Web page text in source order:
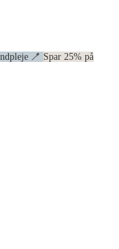
🪥 Spar 25% på